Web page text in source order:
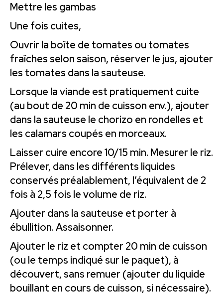
Mettre les gambas
Une fois cuites,
Ouvrir la boîte de tomates ou tomates
fraîches selon saison, réserver le jus, ajouter
les tomates dans la sauteuse.
Lorsque la viande est pratiquement cuite
(au bout de 20 min de cuisson env.), ajouter
dans la sauteuse le chorizo en rondelles et
les calamars coupés en morceaux.
Laisser cuire encore 10/15 min. Mesurer le riz.
Prélever, dans les différents liquides
conservés préalablement, l’équivalent de 2
fois à 2,5 fois le volume de riz.
Ajouter dans la sauteuse et porter à
ébullition. Assaisonner.
Ajouter le riz et compter 20 min de cuisson
(ou le temps indiqué sur le paquet), à
découvert, sans remuer (ajouter du liquide
bouillant en cours de cuisson, si nécessaire).